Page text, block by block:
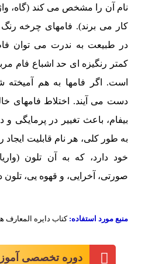
نام آن را مشخص می کند (گاه،
کار می برند). فامهای چرخه
در طبیعت به ندرت می توان
کمتر رنگیزه ای حد اشباع فام
است. اگر فامها به هم آمیخته
دست می آیند. اختلاط فامهای
بیفام، باعث تغییر در
به طور کلی، هر نام قابلیت
خود دارد، که به آن تلون
صورتی، آخرایی، و قهوه یی،
منبع مورد استفاده:کتاب دایره المعارف
دوره تخصصی